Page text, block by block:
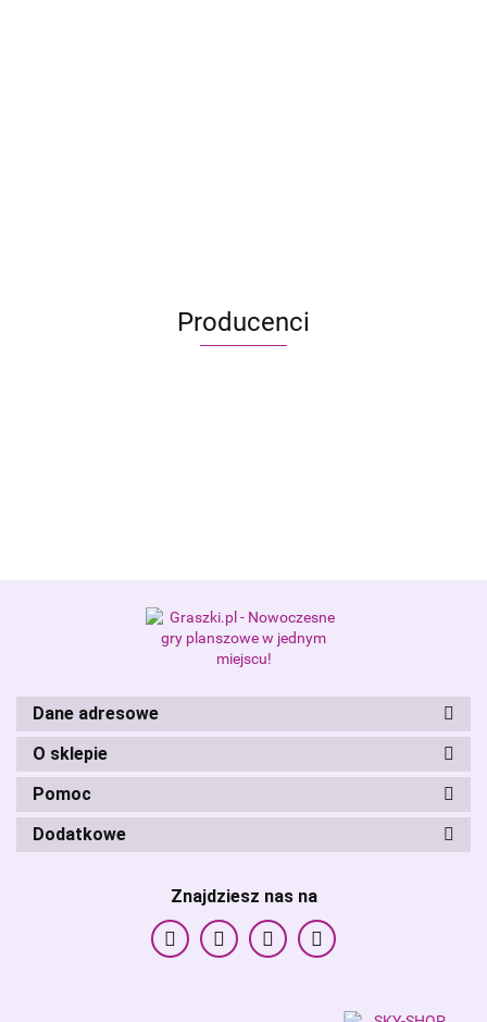
Producenci
Alis Games – producent gier
planszowych i RPG
Dane adresowe
O sklepie
Pomoc
Dodatkowe
Znajdziesz nas na